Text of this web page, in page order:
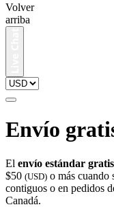
Volver
arriba
Envío
El envío estándar gratis
$50 (USD) o más cuando
contiguos o en pedidos
Canadá.